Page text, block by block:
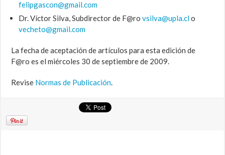
felipgascon@gmail.com
Dr. Víctor Silva, Subdirector de F@rovsilva@upla.clo
vecheto@gmail.com
La fecha de aceptación de artículos para esta edición de
F@ro es el miércoles 30 de septiembre de 2009.
Revise Normas de Publicación.